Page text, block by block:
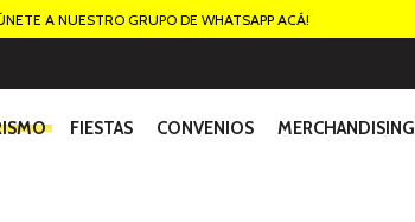
A NUESTRO GRUPO DE WHATSAPP ACÁ!
FIESTAS CONVENIOS MERCHANDISING